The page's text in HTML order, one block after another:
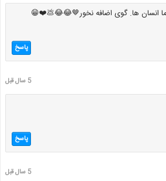
ما انسان ها. گوی اضافه نخور🤎😂😂💩❤️😁
پاسخ
5 سال قبل
پاسخ
5 سال قبل